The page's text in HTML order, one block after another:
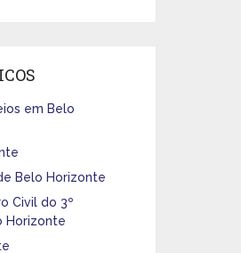
em Belo
Belo Horizonte
Civil do 3º
Horizonte